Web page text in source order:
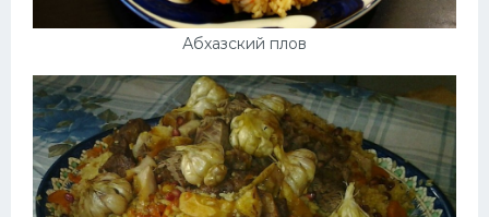
Абхазский плов